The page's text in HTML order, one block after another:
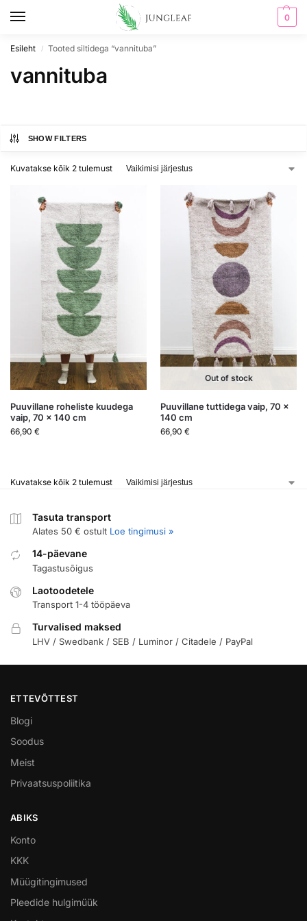
0
Esileht / Tooted siltidega “vannituba”
vannituba
SHOW FILTERS
Kuvatakse kõik 2 tulemust
Puuvillane roheliste kuudega
vaip, 70 x 140 cm
66,90 €
Out of stock
Puuvillane tuttidega vaip, 70 x
140 cm
66,90 €
Kuvatakse kõik 2 tulemust
Tasuta transport
Alates 50 € ostult Loe tingimusi »
14-päevane
Tagastusõigus
Laotoodetele
Transport 1-4 tööpäeva
Turvalised maksed
LHV / Swedbank / SEB / Luminor / Citadele / PayPal
ETTEVÕTTEST
Blogi
Soodus
Meist
Privaatsuspoliitika
ABIKS
Konto
KKK
Müügitingimused
Pleedide hulgimüük